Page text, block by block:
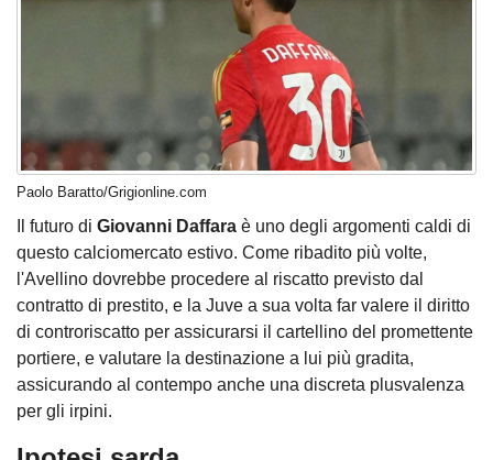
Paolo Baratto/Grigionline.com
Il futuro di Giovanni Daffara è uno degli argomenti caldi di
questo calciomercato estivo. Come ribadito più volte,
l'Avellino dovrebbe procedere al riscatto previsto dal
contratto di prestito, e la Juve a sua volta far valere il diritto
di controriscatto per assicurarsi il cartellino del promettente
portiere, e valutare la destinazione a lui più gradita,
assicurando al contempo anche una discreta plusvalenza
per gli irpini.